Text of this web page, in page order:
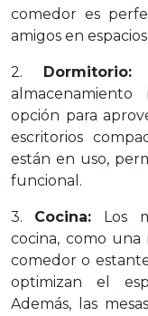
comedor es
amigos en
2. Dormitorio:
opción para
escritorios
están en uso,
funcional.
3. Cocina:
Los
cocina, como
comedor o
optimizan el
Además, las